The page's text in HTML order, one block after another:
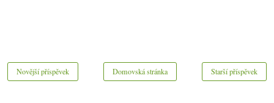
Novější příspěvek Starší příspěvek
Domovská stránka